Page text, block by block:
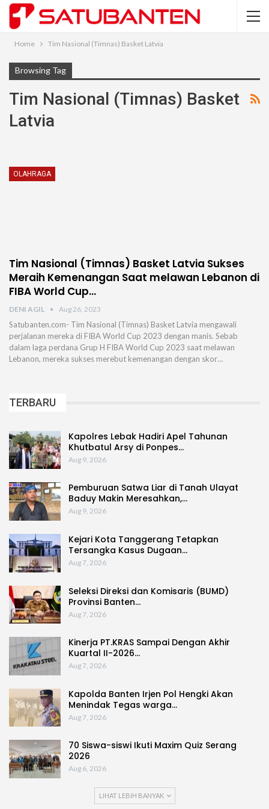
Home Tim Nasional (Timnas) Basket Latvia
Browsing Tag
Tim Nasional (Timnas) Basket
Latvia
OLAHRAGA
Tim Nasional (Timnas) Basket Latvia Sukses
Meraih Kemenangan Saat melawan Lebanon di
FIBA World Cup…
DENI AGIL Aug 26, 2023
Satubanten.com- Tim Nasional (Timnas) Basket Latvia mengawali
perjalanan mereka di FIBA World Cup 2023 dengan manis. Sebab
dalam laga perdana Grup H FIBA World Cup 2023 saat melawan
Lebanon, mereka sukses merebut kemenangan dengan skor…
TERBARU
Kapolres Lebak Hadiri Apel Tahunan
Khutbatul Arsy di Ponpes…
Aug 9, 2026
Pemburuan Satwa Liar di Tanah Ulayat
Baduy Makin Meresahkan,…
Aug 9, 2026
Kejari Kota Tanggerang Tetapkan
Tersangka Kasus Dugaan…
Aug 7, 2026
Seleksi Direksi dan Komisaris (BUMD)
Provinsi Banten…
Aug 7, 2026
Kinerja PT.KRAS Sampai Dengan Akhir
Kuartal II-2026…
Aug 7, 2026
Kapolda Banten Irjen Pol Hengki Akan
Menindak Tegas warga…
Aug 7, 2026
70 Siswa-siswi Ikuti Maxim Quiz Serang
2026
Aug 6, 2026
LIHAT LEBIH BANYAK